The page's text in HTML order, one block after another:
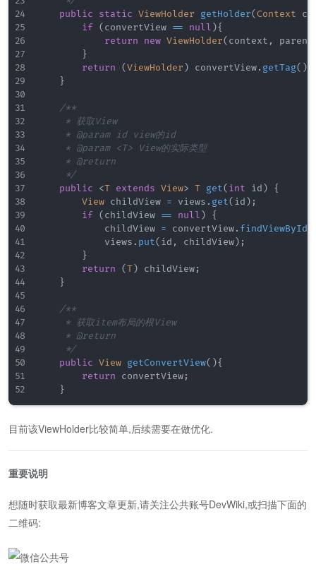
public
static ViewHolder getHolder( Context
if ( convertView == null ){
return
new ViewHolder( context , parent
}
return
(ViewHolder ) convertView. getTag( )
}
/**
     * 获取View
     * @param id view的id
     * @param <T> View的实际类型
     * @return
     */
public
<T extends View> T get( int id )
{
View childView = views . get( id ) ;
if ( childView == null )
{
            childView
= convertView. findViewById
            views
. put( id , childView) ;
}
return
(T) childView;
}
/**
     * 获取item布局的根View
     * @return
     */
public View getConvertView( ){
return convertView;
}
目前该ViewHolder比较简单,后续需要在做优化.
重要说明
想随时获取最新博客文章更新,请关注公共账号DevWiki,或扫描下面的
二维码: